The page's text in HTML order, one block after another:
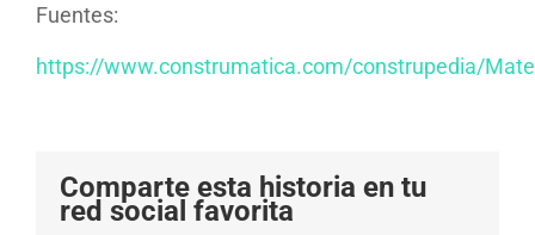
Fuentes:
https://www.construmatica.com/construpedia/
Comparte esta historia en tu
red social favorita